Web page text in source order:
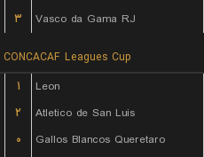
۳ Vasco da Gama RJ
CONCACAF Leagues Cup
۱
Leon
۲
Atletico de San Luis
۰
Gallos Blancos Queretaro